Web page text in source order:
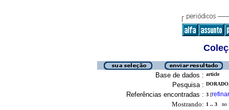
Base de dados : article
Pesquisa :
Referências encontradas : 3 [refinar
Mostrando: 1 .. 3 no